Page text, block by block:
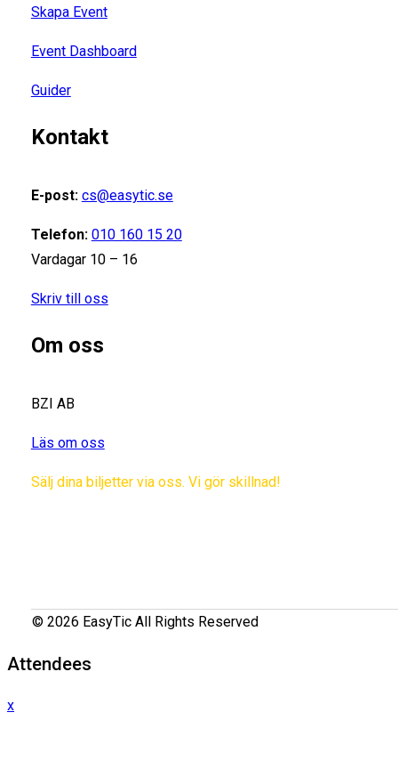
Skapa Event
Event Dashboard
Guider
Kontakt
E-post: cs@easytic.se
Telefon: 010 160 15 20
Vardagar 10 – 16
Skriv till oss
Om oss
BZI AB
Läs om oss
Sälj dina biljetter via oss. Vi gör skillnad!
© 2026 EasyTic All Rights Reserved
Attendees
x